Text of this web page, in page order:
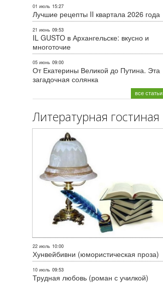
01 июль 15:27
Лучшие рецепты II квартала 2026 года
21 июнь 09:53
IL GUSTO в Архангельске: вкусно и
многоточие
05 июнь 09:00
От Екатерины Великой до Путина. Эта
загадочная солянка
все статьи
Литературная гостиная
22 июль 10:00
Хунвейбивни (юмористическая проза)
10 июль 09:53
Трудная любовь (роман с училкой)